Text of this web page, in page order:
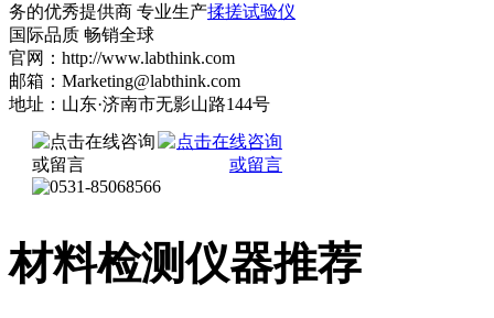
务的优秀提供商 专业生产揉搓试验仪
国际品质 畅销全球
官网：http://www.labthink.com
邮箱：Marketing@labthink.com
地址：山东·济南市无影山路144号
材料检测仪器推荐